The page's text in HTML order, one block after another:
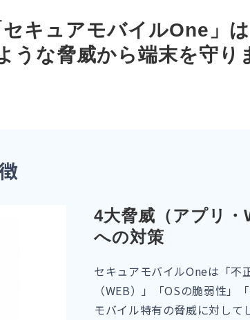
セキュアモバイルOne」は
うな脅威から端末を守り
4大脅威（アプリ・
への対策
セキュアモバイルOneは「不
（WEB）」「OSの脆弱性
モバイル特有の脅威に対して